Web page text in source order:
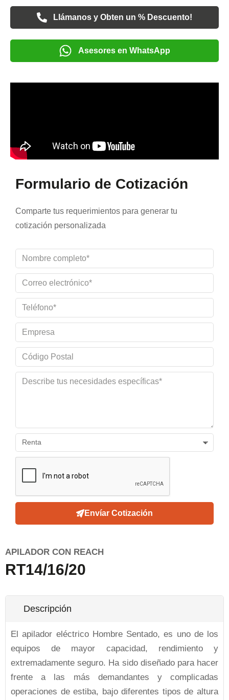
Llámanos y Obten un % Descuento!
Asesores en WhatsApp
Formulario de Cotización
Comparte tus requerimientos para generar tu
cotización personalizada
Envíar Cotización
APILADOR CON REACH
RT14/16/20
Descripción
El apilador eléctrico Hombre Sentado, es uno de los
equipos de mayor capacidad, rendimiento y
extremadamente seguro. Ha sido diseñado para hacer
frente a las más demandantes y complicadas
operaciones de estiba, bajo diferentes tipos de altura